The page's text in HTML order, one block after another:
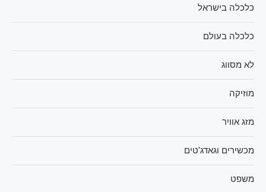
כלכלה בישראל
כלכלה בעולם
לא מסווג
מוזיקה
מזג אוויר
מכשירים וגאדג'טים
משפט